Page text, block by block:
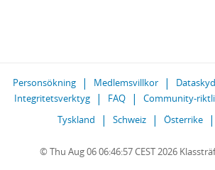
Personsökning Medlemsvillkor
Integritetsverktyg
FAQ Community-
Tyskland
Schweiz Österrike
© Thu Aug 06 06:46:57 CEST 2026